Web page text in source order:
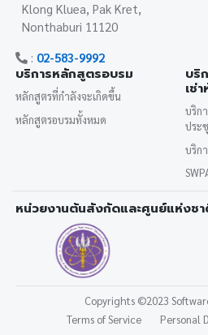
Klong Kluea, Pak Kret,
Nonthaburi 11120
: 02-583-9992
บริการหลักสูตรอบรม
หลักสูตรที่กำลังจะเกิดขึ้น
หลักสูตรอบรมทั้งหมด
บริ
เช่
บริก
ประ
บริก
หน่วยงานต้นสังกัดและศูนย์แห่งช
Copyrights ©2023
Terms of Service
Personal